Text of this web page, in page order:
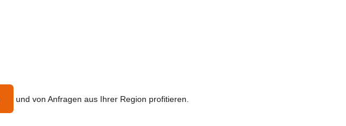
und von Anfragen aus Ihrer Region profitieren.